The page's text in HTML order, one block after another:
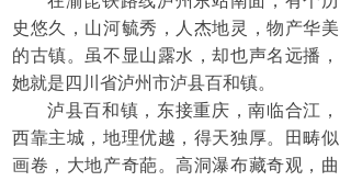
史悠久，山河毓秀，人杰地灵，物产华美
的古镇。虽不显山露水，却也声名远播，
她就是四川省泸州市泸县百和镇。
泸县百和镇，东接重庆，南临合江，
西靠主城，地理优越，得天独厚。田畴似
画卷，大地产奇葩。高洞瀑布藏奇观，曲